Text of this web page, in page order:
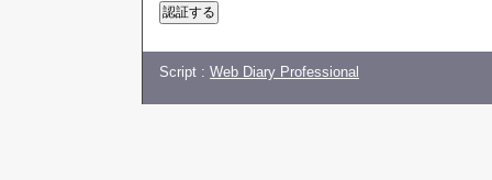
Script : Web Diary Professional